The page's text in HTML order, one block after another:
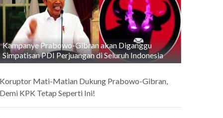
Kampanye Prabowo-Gibran akan Diganggu
Simpatisan PDI Perjuangan di Seluruh Indonesia
Mati-Matian Dukung Prabowo-Gibran,
KPK Tetap Seperti Ini!